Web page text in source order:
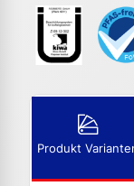
Produkt